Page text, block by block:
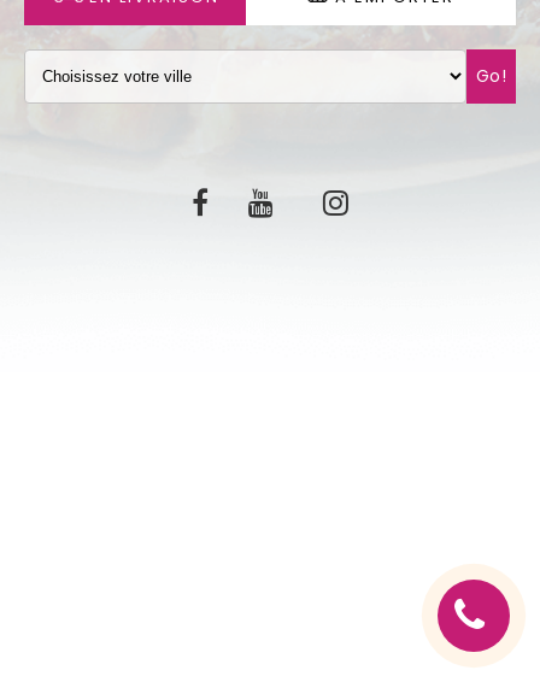
NOTRE RESTAURANT
VOS AVIS
Go!